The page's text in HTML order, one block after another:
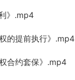
》.mp4
的提前执行》.mp4
合约套保》.mp4